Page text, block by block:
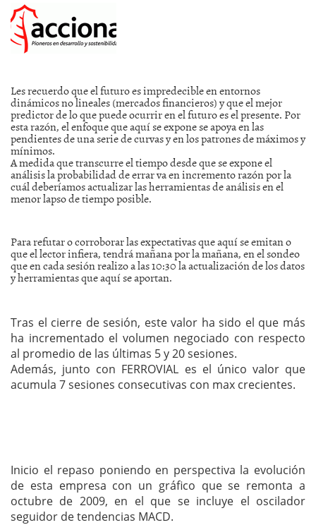
Les recuerdo que el futuro es impredecible en entornos
dinámicos no lineales (mercados financieros) y que el mejor
predictor de lo que puede ocurrir en el futuro es el presente. Por
esta razón, el enfoque que aquí se expone se apoya en las
pendientes de una serie de curvas y en los patrones de máximos y
mínimos.
A medida que transcurre el tiempo desde que se expone el
análisis la probabilidad de errar va en incremento razón por la
cuál deberíamos actualizar las herramientas de análisis en el
menor lapso de tiempo posible.
Para refutar o corroborar las expectativas que aquí se emitan o
que el lector infiera, tendrá mañana por la mañana, en el sondeo
que en cada sesión realizo a las 10:30 la actualización de los datos
y herramientas que aquí se aportan.
Tras el cierre de sesión, este valor ha sido el que más
ha incrementado el volumen negociado con respecto
al promedio de las últimas 5 y 20 sesiones.
Además, junto con FERROVIAL es el único valor que
acumula 7 sesiones consecutivas con max crecientes.
Inicio el repaso poniendo en perspectiva la evolución
de esta empresa con un gráfico que se remonta a
octubre de 2009, en el que se incluye el oscilador
seguidor de tendencias MACD.